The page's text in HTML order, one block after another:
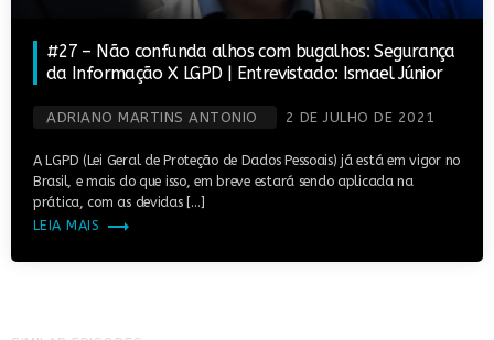
#27 – Não confunda alhos com bugalhos: Segurança
da Informação X LGPD | Entrevistado: Ismael Júnior
ADRIANO MARTINS ANTONIO 2 DE JULHO DE 2021
A LGPD (Lei Geral de Proteção de Dados Pessoais) já está em vigor no
Brasil, e mais do que isso, em breve estará sendo aplicada na
prática, com as devidas […]
LEIA MAIS
trending_flat